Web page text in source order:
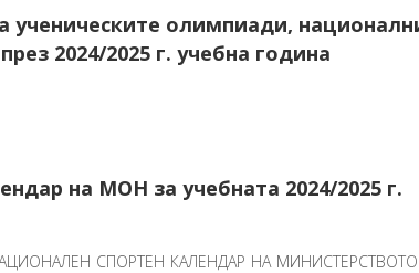
ученическите олимпиади,
2024/2025 г. учебна година
на МОН за учебната 2024/2025 г.
СПОРТЕН КАЛЕНДАР НА